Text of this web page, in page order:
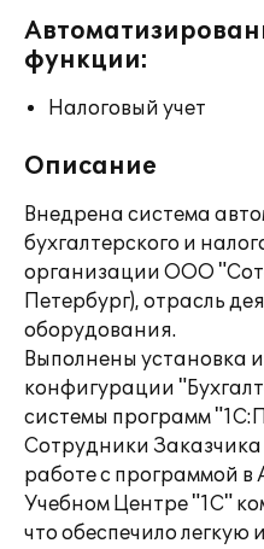
функции:
Налоговый учет
Описание
Внедрена система
бухгалтерского и
организации ООО
Петербург), отрасль
оборудования.
Выполнены установка
конфигурации
системы программ
Сотрудники
работе с программой
Учебном Центре "1С"
что обеспечило